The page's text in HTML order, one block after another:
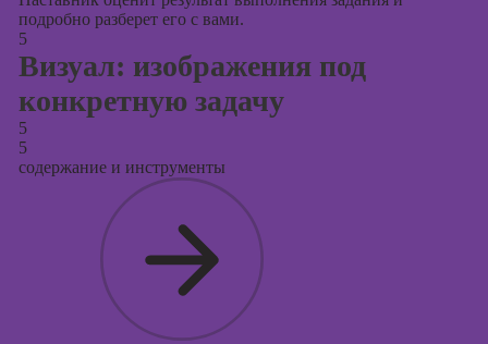
подробно разберет его с вами.
5
Визуал: изображения под
конкретную задачу
5
5
содержание и инструменты